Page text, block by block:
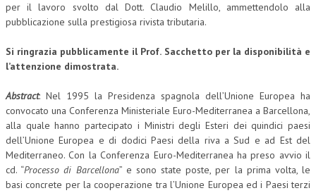
BOLLETTINO FINANZIAMENTI
DOCUMENTI
MANUALI E MONOGRAFIE
TESI DI LAUREA
MATERIALE DIDATTICO
INVITI E PROMOZIONI
per il lavoro svolto dal Dott. Claudio Melillo, ammettendolo alla
pubblicazione sulla prestigiosa rivista tributaria.
Si ringrazia pubblicamente il Prof. Sacchetto per la disponibilità e
l’attenzione dimostrata.
Abstract: Nel 1995 la Presidenza spagnola dell’Unione Europea ha
convocato una Conferenza Ministeriale Euro-Mediterranea a Barcellona,
alla quale hanno partecipato i Ministri degli Esteri dei quindici paesi
dell’Unione Europea e di dodici Paesi della riva a Sud e ad Est del
Mediterraneo. Con la Conferenza Euro-Mediterranea ha preso avvio il
cd. “Processo di Barcellona” e sono state poste, per la prima volta, le
basi concrete per la cooperazione tra l’Unione Europea ed i Paesi terzi